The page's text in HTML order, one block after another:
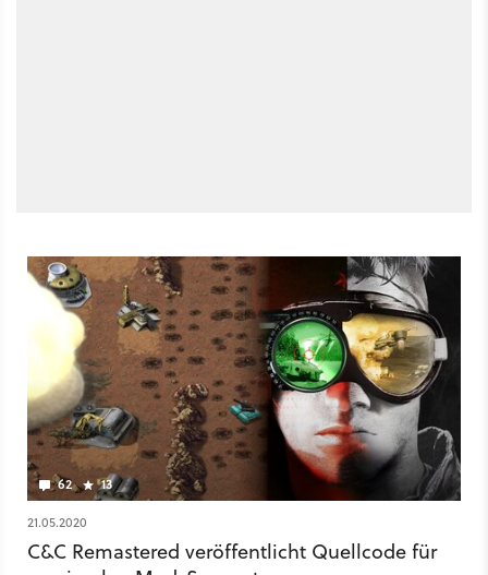
62 13
21.05.2020
C&C Remastered veröffentlicht Quellcode für